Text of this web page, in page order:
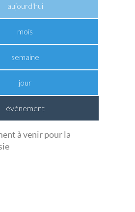
aujourd'hui
mois
semaine
jour
événement
à venir pour la